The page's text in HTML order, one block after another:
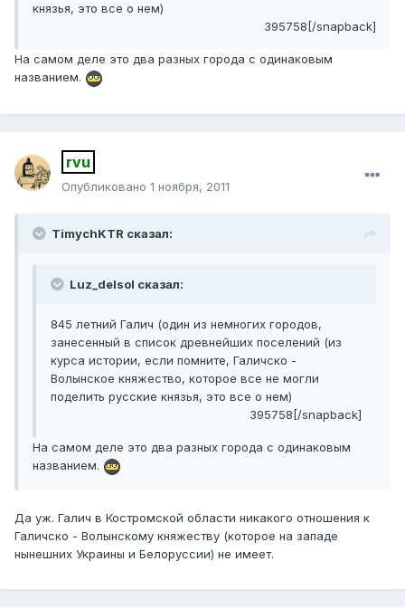
князья, это все о нем)
395758[/snapback]
На самом деле это два разных города с одинаковым
названием.
rvu
Опубликовано 1 ноября, 2011
TimychKTR сказал:
Luz_delsol сказал:
845 летний Галич (один из немногих городов,
занесенный в список древнейших поселений (из
курса истории, если помните, Галичско -
Волынское княжество, которое все не могли
поделить русские князья, это все о нем)
395758[/snapback]
На самом деле это два разных города с одинаковым
названием.
Да уж. Галич в Костромской области никакого отношения к
Галичско - Волынскому княжеству (которое на западе
нынешних Украины и Белоруссии) не имеет.